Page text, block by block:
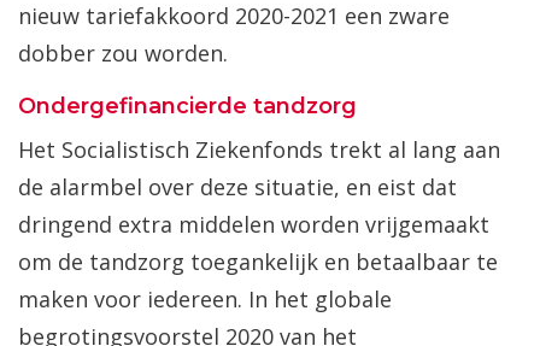
nieuw tariefakkoord 2020-2021 een zware
dobber zou worden.
Ondergefinancierde tandzorg
Het Socialistisch Ziekenfonds trekt al lang aan
de alarmbel over deze situatie, en eist dat
dringend extra middelen worden vrijgemaakt
om de tandzorg toegankelijk en betaalbaar te
maken voor iedereen. In het globale
begrotingsvoorstel 2020 van het